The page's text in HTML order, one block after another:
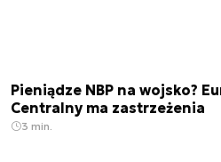
Pieniądze NBP na wojsko?
Centralny ma zastrzeżenia
3 min.